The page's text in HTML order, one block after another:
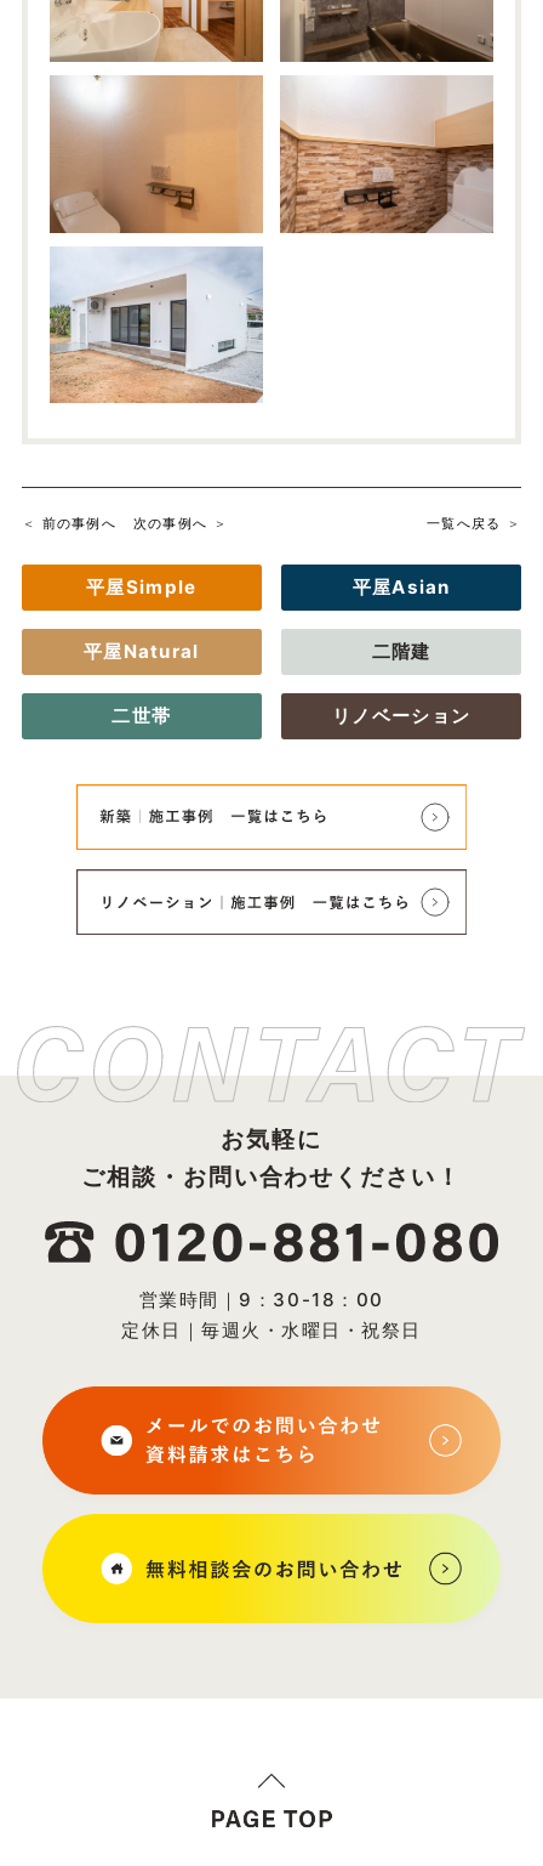
前の事例へ 次の事例へ 一覧へ戻る
平屋Simple 平屋Asian
平屋Natural 二階建
二世帯 リノベーション
お気軽に
ご相談・お問い合わせください！
営業時間｜9：30-18：00
定休日｜毎週火・水曜日・祝祭日